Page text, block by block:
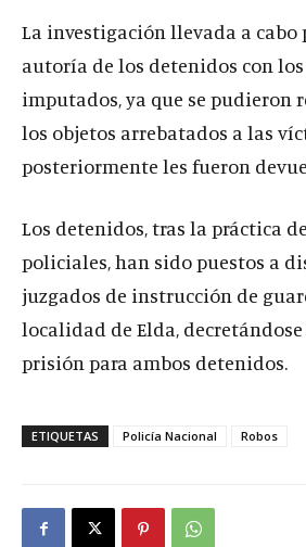
La investigación llevada a
autoría de los detenidos con
imputados, ya que se pudieron
los objetos arrebatados a las
posteriormente les fueron
Los detenidos, tras la práctica
policiales, han sido puestos a
juzgados de instrucción de
localidad de Elda,
prisión para ambos detenidos.
ETIQUETAS Policía Nacional Robos